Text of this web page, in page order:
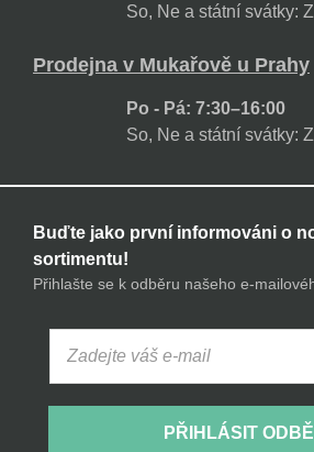
So, Ne a státní svátky:
Prodejna v Mukařově u Prahy
Po - Pá: 7:30–16:00
So, Ne a státní svátky:
Buďte jako první informováni o
sortimentu!
Přihlašte se k odběru našeho e-
PŘIHLÁSIT